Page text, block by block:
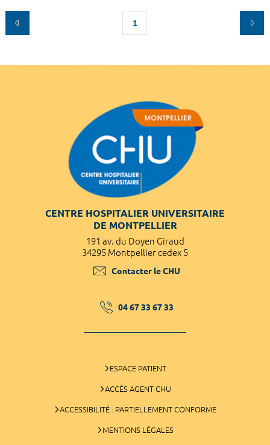
1
CENTRE HOSPITALIER UNIVERSITAIRE
DE MONTPELLIER
191 av. du Doyen Giraud
34295 Montpellier cedex 5
Contacter le CHU
04 67 33 67 33
ESPACE PATIENT
ACCÈS AGENT CHU
ACCESSIBILITÉ : PARTIELLEMENT CONFORME
MENTIONS LÉGALES